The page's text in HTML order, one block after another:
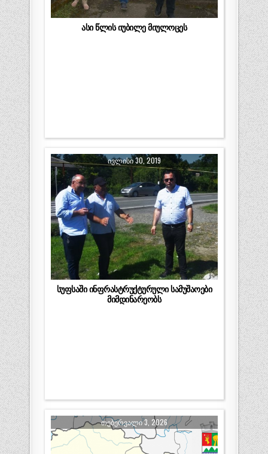
ასი წლის იუბილე მიულოცეს
ᲘᲕᲚᲘᲡᲘ 30, 2019
სუფსაში ინფრასტრუქტურული სამუშაოები
მიმდინარეობს
ᲗᲔᲑᲔᲠᲕᲐᲚᲘ 3, 2026